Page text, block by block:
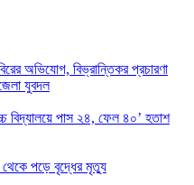
অভিযোগ, বিভ্রান্তিকর প্রচারণা
যুবদল
বিদ্যালয়ে পাস ২৪, ফেল ৪০’ হতাশ
থেকে পড়ে বৃদ্ধের মৃত্যু